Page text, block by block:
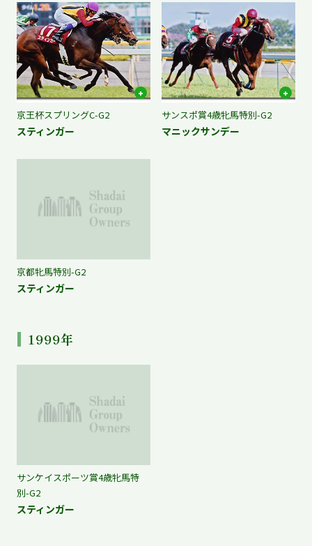
京王杯スプリングC-G2
スティンガー
サンスポ賞4歳牝馬特別-G2
マニックサンデー
京都牝馬特別-G2
スティンガー
1999年
サンケイスポーツ賞4歳牝馬特
別-G2
スティンガー